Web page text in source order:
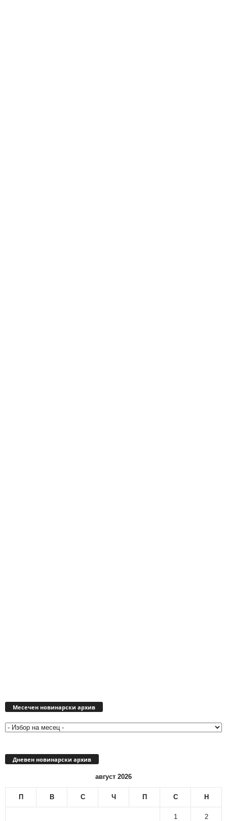
Месечен новинарски архив
Дневен новинарски архив
август 2026
П В С Ч П С Н
1 2